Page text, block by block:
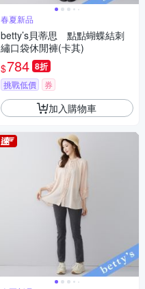
春夏新品
betty’s貝蒂思 點點蝴蝶結刺
繡口袋休閒褲(卡其)
$784 8折
挑戰低價 券
加入購物車